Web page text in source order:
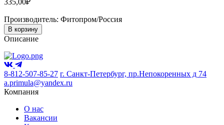
Производитель: Фитопром/Россия
В корзину
Описание
8-812-507-85-27 г. Санкт-Петербург, пр.Непокоренных д 74
a.primula@yandex.ru
Компания
О нас
Вакансии